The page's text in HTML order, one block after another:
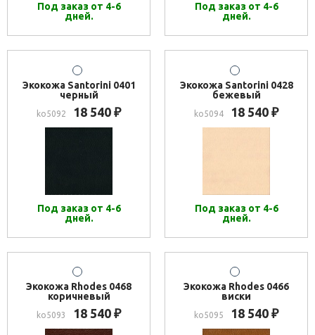
Под заказ от 4-6
дней.
Под заказ от 4-6
дней.
Экокожа Santorini 0401
черный
ko5092 18 540 ₽
Под заказ от 4-6
дней.
Экокожа Santorini 0428
бежевый
ko5094 18 540 ₽
Под заказ от 4-6
дней.
Экокожа Rhodes 0468
коричневый
ko5093 18 540 ₽
Экокожа Rhodes 0466
виски
ko5095 18 540 ₽